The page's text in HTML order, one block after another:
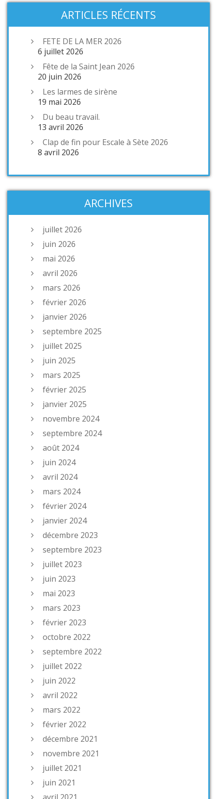
ARTICLES RÉCENTS
FETE DE LA MER 2026
6 juillet 2026
Fête de la Saint Jean 2026
20 juin 2026
Les larmes de sirène
19 mai 2026
Du beau travail.
13 avril 2026
Clap de fin pour Escale à Sète 2026
8 avril 2026
ARCHIVES
juillet 2026
juin 2026
mai 2026
avril 2026
mars 2026
février 2026
janvier 2026
septembre 2025
juillet 2025
juin 2025
mars 2025
février 2025
janvier 2025
novembre 2024
septembre 2024
août 2024
juin 2024
avril 2024
mars 2024
février 2024
janvier 2024
décembre 2023
septembre 2023
juillet 2023
juin 2023
mai 2023
mars 2023
février 2023
octobre 2022
septembre 2022
juillet 2022
juin 2022
avril 2022
mars 2022
février 2022
décembre 2021
novembre 2021
juillet 2021
juin 2021